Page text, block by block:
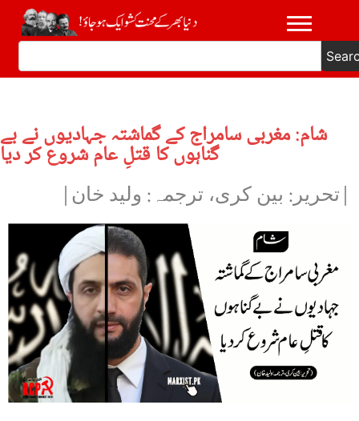
شام: مغربی سامراج کے گماشتہ جہادیوں نے بے
گناہوں کا قتلِ عام شروع کر دیا
|تحریر: بین کری، ترجمہ: ولید خان|